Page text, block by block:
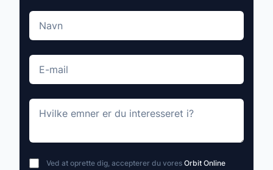
Navn
E-mail
Hvilke emner er du interesseret i?
Ved at oprette dig, accepterer du vores Orbit Online